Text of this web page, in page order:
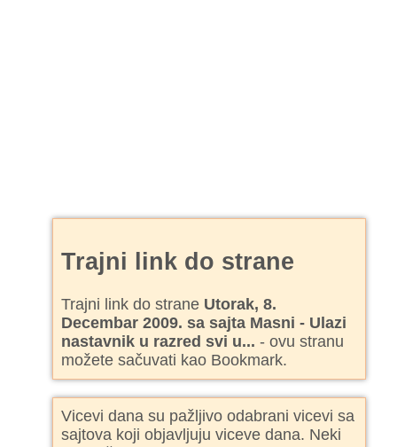
Trajni link do strane
Trajni link do strane Utorak, 8.
Decembar 2009. sa sajta Masni - Ulazi
nastavnik u razred svi u... - ovu stranu
možete sačuvati kao Bookmark.
Vicevi dana su pažljivo odabrani vicevi sa
sajtova koji objavljuju viceve dana. Neki